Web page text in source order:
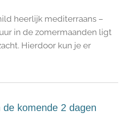
heerlijk mediterraans –
in de zomermaanden ligt
Hierdoor kun je er
komende 2 dagen